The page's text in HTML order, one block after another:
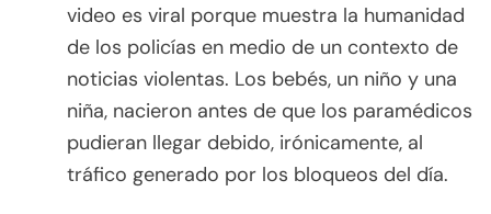
video es viral porque muestra la humanidad
de los policías en medio de un contexto de
noticias violentas. Los bebés, un niño y una
niña, nacieron antes de que los paramédicos
pudieran llegar debido, irónicamente, al
tráfico generado por los bloqueos del día.